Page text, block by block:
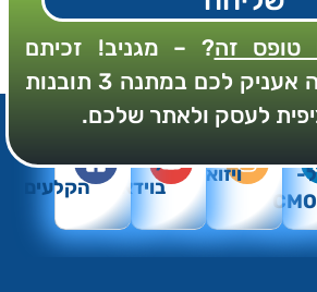
טופס זה? – מגניב! זכיתם
בשיחת טלפון בה אעניק לכם במתנה 3 תובנות
לעסק ולאתר שלכם.מאמרים
ל-
CMO
ויזואלי
Summary
בוידאו
מאחורי
הקלעים